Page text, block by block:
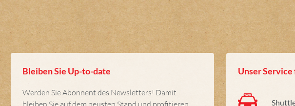
Bleiben Sie Up-to-date
Werden Sie Abonnent des Newsletters! Damit
bleiben Sie auf dem neusten Stand und profitieren
Unser Service